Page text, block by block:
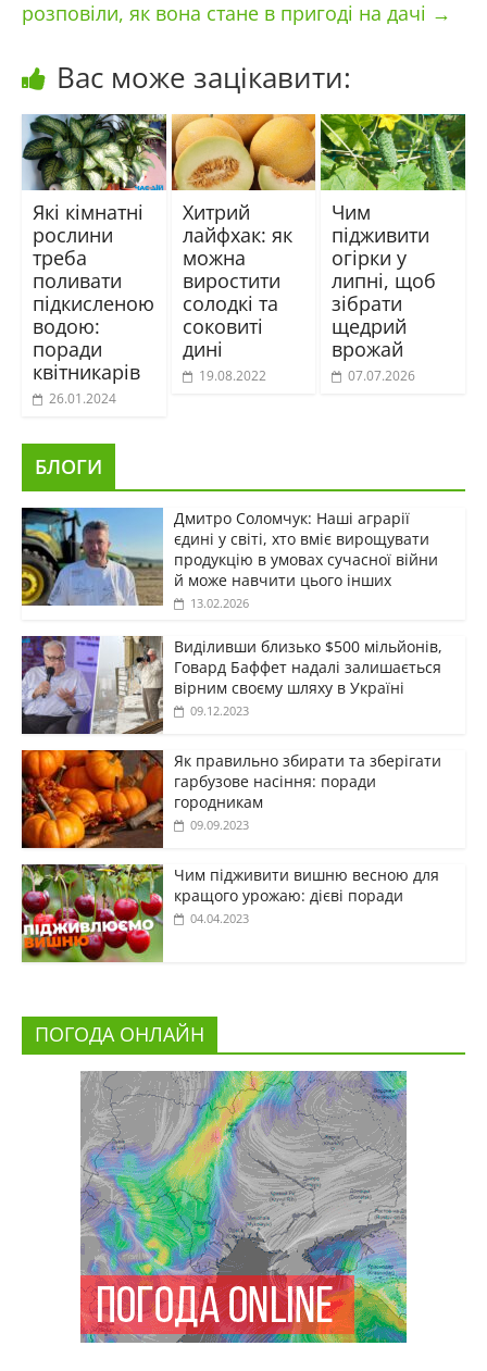
розповіли, як вона стане в пригоді на дачі →
Вас може зацікавити:
Які кімнатні
рослини
треба
поливати
підкисленою
водою:
поради
квітникарів
26.01.2024
Хитрий
лайфхак: як
можна
виростити
солодкі та
соковиті
дині
19.08.2022
Чим
підживити
огірки у
липні, щоб
зібрати
щедрий
врожай
07.07.2026
БЛОГИ
Дмитро Соломчук: Наші аграрії
єдині у світі, хто вміє вирощувати
продукцію в умовах сучасної війни
й може навчити цього інших
13.02.2026
Виділивши близько $500 мільйонів,
Говард Баффет надалі залишається
вірним своєму шляху в Україні
09.12.2023
Як правильно збирати та зберігати
гарбузове насіння: поради
городникам
09.09.2023
Чим підживити вишню весною для
кращого урожаю: дієві поради
04.04.2023
ПОГОДА ОНЛАЙН